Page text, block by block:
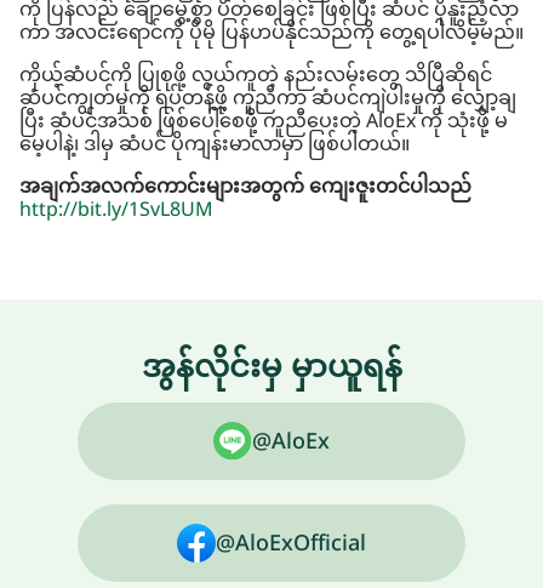
ကို ပြန်လည် ချောမွေ့စွာ ပိတ်စေခြင်း ဖြစ်ပြီး ဆံပင် ပိုနူးညံ့လာ
ကာ အလင်းရောင်ကို ပိုမို ပြန်ဟပ်နိုင်သည်ကို တွေ့ရပါလိမ့်မည်။
ကိုယ့်ဆံပင်ကို ပြုစုဖို့ လွယ်ကူတဲ့ နည်းလမ်းတွေ သိပြီဆိုရင်
ဆံပင်ကျွတ်မှုကို ရပ်တန့်ဖို့ ကူညီကာ ဆံပင်ကျဲပါးမှုကို လျှော့ချ
ပြီး ဆံပင်အသစ် ဖြစ်ပေါ်စေဖို့ ကူညီပေးတဲ့ AloEx ကို သုံးဖို့ မ
မေ့ပါနဲ့၊ ဒါမှ ဆံပင် ပိုကျန်းမာလာမှာ ဖြစ်ပါတယ်။
အချက်အလက်ကောင်းများအတွက် ကျေးဇူးတင်ပါသည်
http://bit.ly/1SvL8UM
အွန်လိုင်းမှ မှာယူရန်
@AloEx
@AloExOfficial